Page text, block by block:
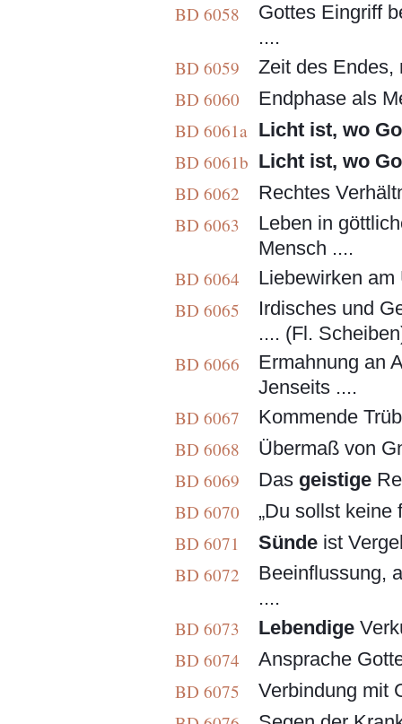
BD 6058
Gottes Eingriff
....
BD 6059
Zeit des Endes,
BD 6060
Endphase als
BD 6061a Licht ist, wo
BD 6061b Licht ist, wo
BD 6062
Rechtes
BD 6063
Leben in
Mensch ....
BD 6064
Liebewirken am
BD 6065
Irdisches und
.... (Fl.
BD 6066
Ermahnung an
Jenseits ....
BD 6067
Kommende
BD 6068
Übermaß von
BD 6069
Das geistige
BD 6070
„Du sollst keine
BD 6071
Sünde ist
BD 6072
Beeinflussung,
....
BD 6073
Lebendige
BD 6074
Ansprache
BD 6075
Verbindung mit